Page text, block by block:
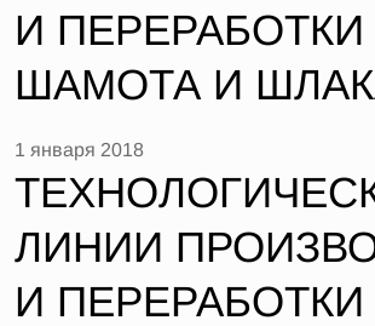
И ПЕРЕРАБОТКИ
ШАМОТА И
1 января 2018
ЛИНИИ
И ПЕРЕРАБОТКИ